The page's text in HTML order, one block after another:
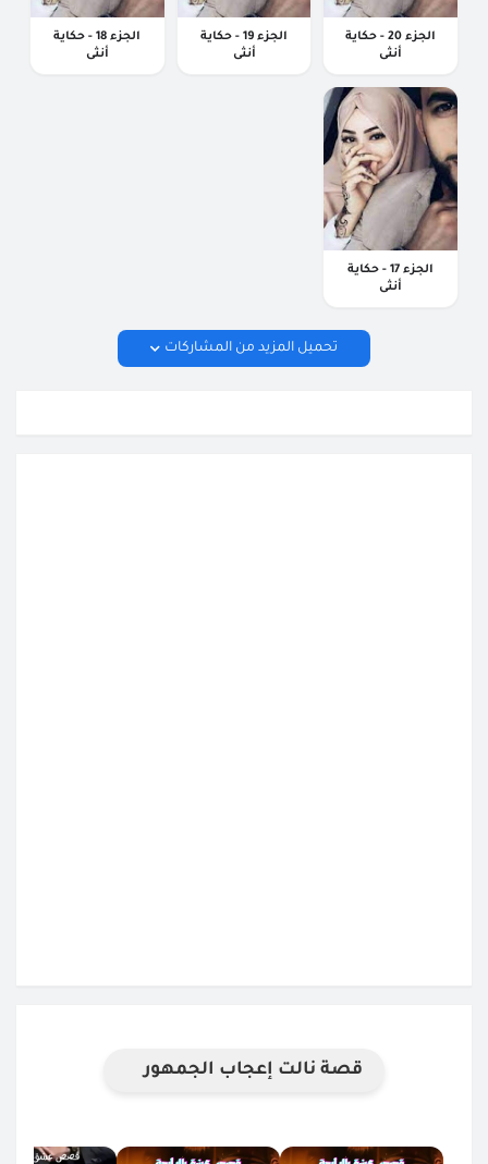
الجزء 20 - حكاية
أنثى
الجزء 19 - حكاية
أنثى
الجزء 18 - حكاية
أنثى
حكاية أنثى
الجزء 17 - حكاية
أنثى
تحميل المزيد من المشاركات
قصة نالت إعجاب الجمهور